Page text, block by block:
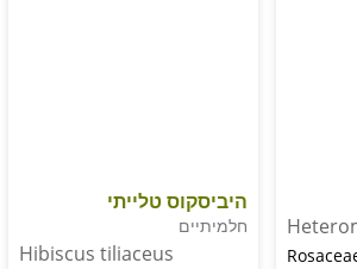
היביסקוס טלייתי
חלמיתיים
Hibiscus tiliaceus